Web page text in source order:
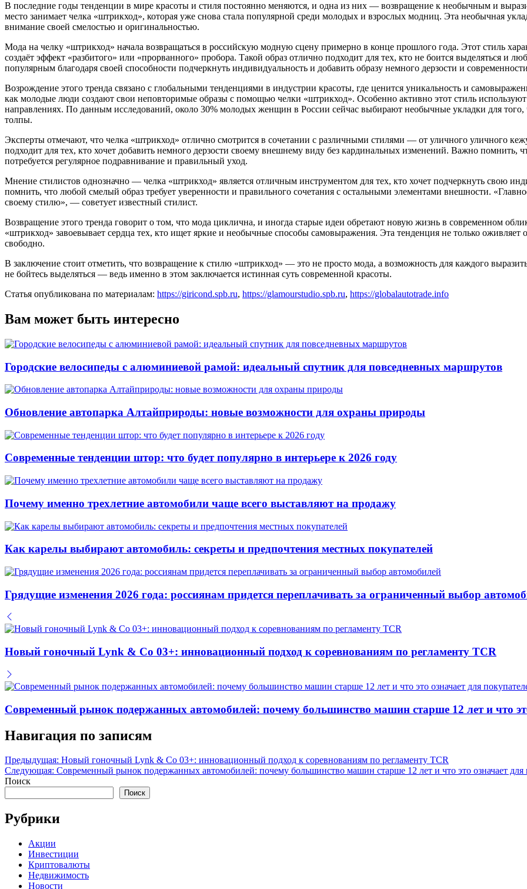
В последние годы тенденции в мире красоты и стиля постоянно меняются, и одна из них — возвращение к необычным и
место занимает челка «штрикход», которая уже снова стала популярной среди молодых и взрослых модниц. Эта необычная
внимание своей смелостью и оригинальностью.
Мода на челку «штрикход» начала возвращаться в российскую модную сцену примерно в конце прошлого года. Этот стиль
создаёт эффект «разбитого» или «прорванного» пробора. Такой образ отлично подходит для тех, кто не боится выделяться и
популярным благодаря своей способности подчеркнуть индивидуальность и добавить образу немного дерзости и
Возрождение этого тренда связано с глобальными тенденциями в индустрии красоты, где ценится уникальность и
как молодые люди создают свои неповторимые образы с помощью челки «штрикход». Особенно активно этот стиль
направлениях. По данным исследований, около 30% молодых женщин в России сейчас выбирают необычные укладки для
толпы.
Эксперты отмечают, что челка «штрикход» отлично смотрится в сочетании с различными стилями — от уличного уличного
подходит для тех, кто хочет добавить немного дерзости своему внешнему виду без кардинальных изменений. Важно помнить,
потребуется регулярное подравнивание и правильный уход.
Мнение стилистов однозначно — челка «штрикход» является отличным инструментом для тех, кто хочет подчеркнуть свою
помнить, что любой смелый образ требует уверенности и правильного сочетания с остальными элементами внешности.
своему стилю», — советует известный стилист.
Возвращение этого тренда говорит о том, что мода циклична, и иногда старые идеи обретают новую жизнь в современном
«штрикход» завоевывает сердца тех, кто ищет яркие и необычные способы самовыражения. Эта тенденция не только оживляет
свободно.
В заключение стоит отметить, что возвращение к стилю «штрикход» — это не просто мода, а возможность для каждого
не бойтесь выделяться — ведь именно в этом заключается истинная суть современной красоты.
Статья опубликована по материалам: https://giricond.spb.ru, https://glamourstudio.spb.ru, https://globalautotrade.info
Вам может быть интересно
Городские велосипеды с алюминиевой рамой: идеальный спутник для повседневных маршрутов
Обновление автопарка Алтайприроды: новые возможности для охраны природы
Современные тенденции штор: что будет популярно в интерьере к 2026 году
Почему именно трехлетние автомобили чаще всего выставляют на продажу
Как карелы выбирают автомобиль: секреты и предпочтения местных покупателей
Грядущие изменения 2026 года: россиянам придется переплачивать за ограниченный выбор
Новый гоночный Lynk & Co 03+: инновационный подход к соревнованиям по регламенту TCR
Современный рынок подержанных автомобилей: почему большинство машин старше 12 лет и что
Навигация по записям
Предыдущая: Новый гоночный Lynk & Co 03+: инновационный подход к соревнованиям по регламенту TCR
Следующая: Современный рынок подержанных автомобилей: почему большинство машин старше 12 лет и что это означает для
Поиск
Поиск
Рубрики
Акции
Инвестиции
Криптовалюты
Недвижимость
Новости